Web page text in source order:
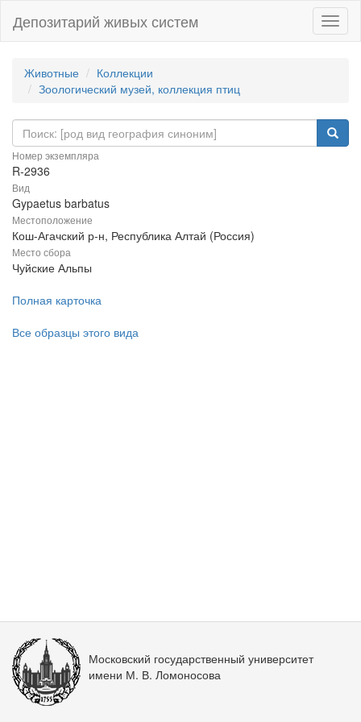
Депозитарий живых систем
Животные
Коллекции
Зоологический музей, коллекция птиц
Номер экземпляра
R-2936
Вид
Gypaetus barbatus
Местоположение
Кош-Агачский р-н, Республика Алтай (Россия)
Место сбора
Чуйские Альпы
Полная карточка
Все образцы этого вида
Московский государственный университет
имени М. В. Ломоносова